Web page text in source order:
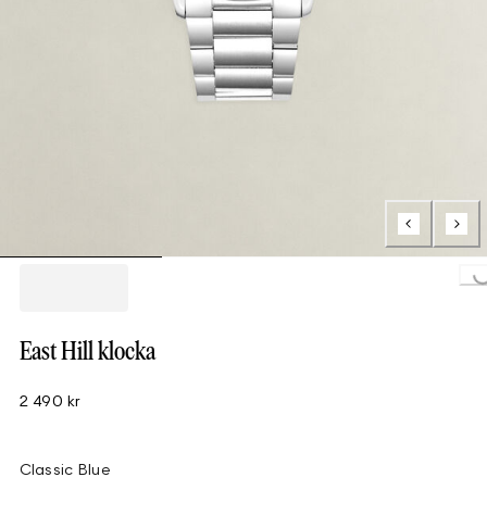
East Hill klocka
2 490 kr
Classic Blue